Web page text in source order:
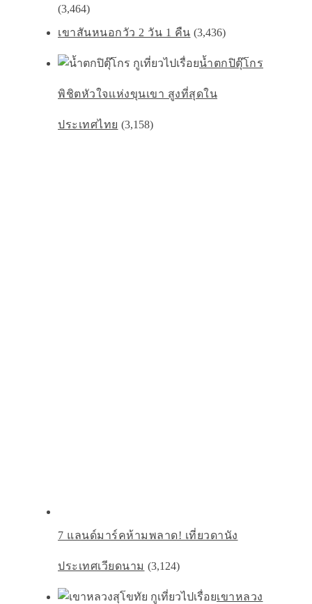
(3,464)
เขาสันหนอกวัว 2 วัน 1 คืน (3,436)
น้ำตกปิตุ๊โกร
พิชิตหัวใจเเห่งขุนเขา สูงที่สุดใน
ประเทศไทย (3,158)
7 แลนด์มาร์คห้ามพลาด! เที่ยวดานัง
ประเทศเวียดนาม (3,124)
เขาหลวง